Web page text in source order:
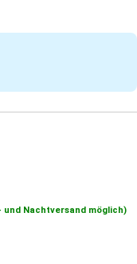
und Nachtversand möglich)